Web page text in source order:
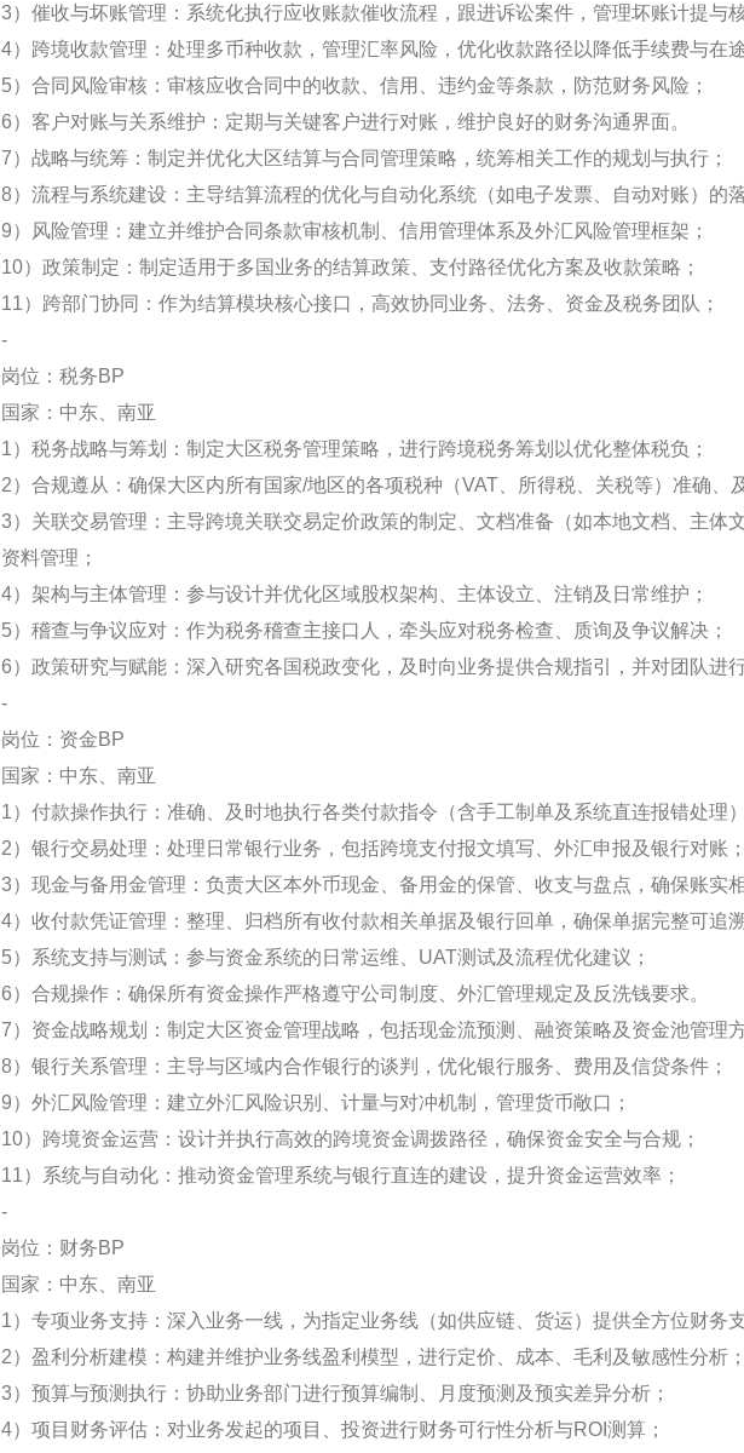
3）催收与坏账管理：系统化执行应收账款催收流程，跟进诉讼案件，管理坏账计提与核
4）跨境收款管理：处理多币种收款，管理汇率风险，优化收款路径以降低手续费与在
5）合同风险审核：审核应收合同中的收款、信用、违约金等条款，防范财务风险；
6）客户对账与关系维护：定期与关键客户进行对账，维护良好的财务沟通界面。
7）战略与统筹：制定并优化大区结算与合同管理策略，统筹相关工作的规划与执行；
8）流程与系统建设：主导结算流程的优化与自动化系统（如电子发票、自动对账）的落
9）风险管理：建立并维护合同条款审核机制、信用管理体系及外汇风险管理框架；
10）政策制定：制定适用于多国业务的结算政策、支付路径优化方案及收款策略；
11）跨部门协同：作为结算模块核心接口，高效协同业务、法务、资金及税务团队；
-
岗位：税务BP
国家：中东、南亚
1）税务战略与筹划：制定大区税务管理策略，进行跨境税务筹划以优化整体税负；
2）合规遵从：确保大区内所有国家/地区的各项税种（VAT、所得税、关税等）准确、
3）关联交易管理：主导跨境关联交易定价政策的制定、文档准备（如本地文档、主体
资料管理；
4）架构与主体管理：参与设计并优化区域股权架构、主体设立、注销及日常维护；
5）稽查与争议应对：作为税务稽查主接口人，牵头应对税务检查、质询及争议解决；
6）政策研究与赋能：深入研究各国税政变化，及时向业务提供合规指引，并对团队进行
-
岗位：资金BP
国家：中东、南亚
1）付款操作执行：准确、及时地执行各类付款指令（含手工制单及系统直连报错处理）
2）银行交易处理：处理日常银行业务，包括跨境支付报文填写、外汇申报及银行对账；
3）现金与备用金管理：负责大区本外币现金、备用金的保管、收支与盘点，确保账实相
4）收付款凭证管理：整理、归档所有收付款相关单据及银行回单，确保单据完整可追溯
5）系统支持与测试：参与资金系统的日常运维、UAT测试及流程优化建议；
6）合规操作：确保所有资金操作严格遵守公司制度、外汇管理规定及反洗钱要求。
7）资金战略规划：制定大区资金管理战略，包括现金流预测、融资策略及资金池管理方
8）银行关系管理：主导与区域内合作银行的谈判，优化银行服务、费用及信贷条件；
9）外汇风险管理：建立外汇风险识别、计量与对冲机制，管理货币敞口；
10）跨境资金运营：设计并执行高效的跨境资金调拨路径，确保资金安全与合规；
11）系统与自动化：推动资金管理系统与银行直连的建设，提升资金运营效率；
-
岗位：财务BP
国家：中东、南亚
1）专项业务支持：深入业务一线，为指定业务线（如供应链、货运）提供全方位财务支
2）盈利分析建模：构建并维护业务线盈利模型，进行定价、成本、毛利及敏感性分析；
3）预算与预测执行：协助业务部门进行预算编制、月度预测及预实差异分析；
4）项目财务评估：对业务发起的项目、投资进行财务可行性分析与ROI测算；